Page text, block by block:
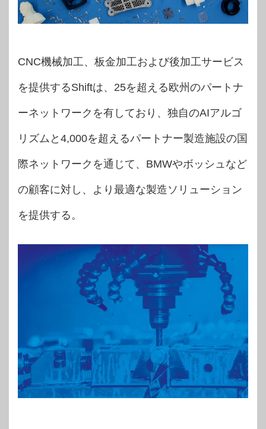
CNC機械加工、板金加工および後加工サービス
を提供するShiftは、25を超える欧州のパートナ
ーネットワークを有しており、独自のAIアルゴ
リズムと4,000を超えるパートナー製造施設の国
際ネットワークを通じて、BMWやボッシュなど
の顧客に対し、より最適な製造ソリューション
を提供する。